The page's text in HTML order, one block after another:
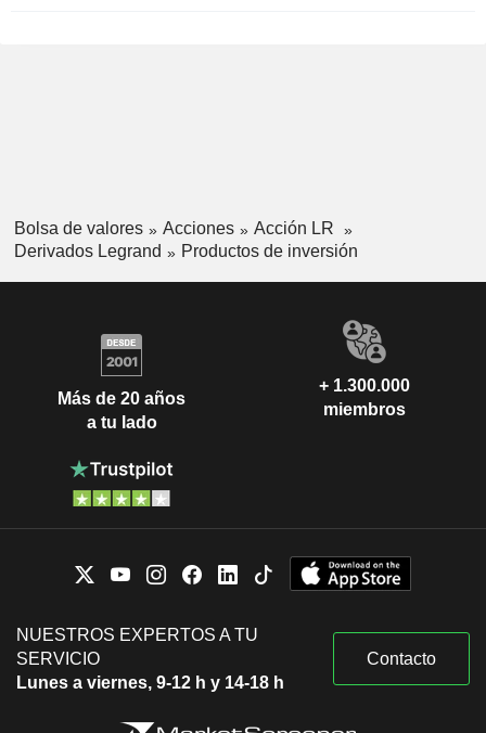
Bolsa de valores Acciones
Acción LR
Derivados Legrand
Productos de inversión
Más de 20 años
a tu lado
+ 1.300.000
miembros
NUESTROS EXPERTOS A TU
SERVICIO
Lunes a viernes, 9-12 h y 14-18 h
Contacto